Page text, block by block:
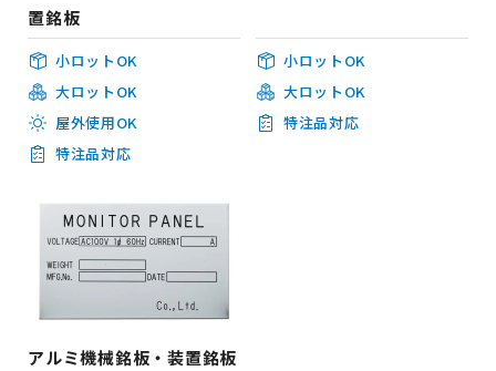
置銘板
小ロットOK
大ロットOK
屋外使用OK
特注品対応
小ロットOK
大ロットOK
特注品対応
アルミ機械銘板・装置銘板